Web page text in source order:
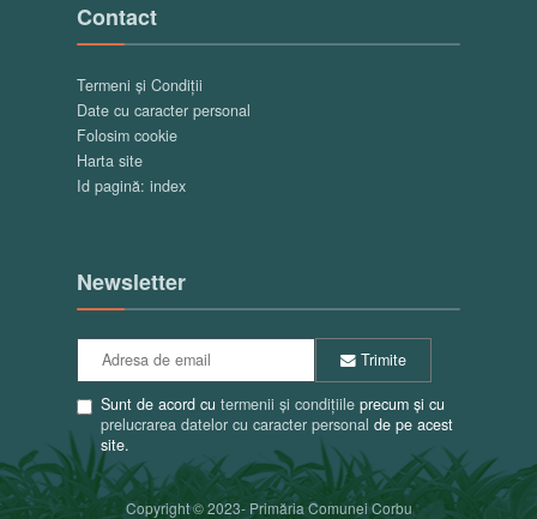
Contact
Termeni și Condiții
Date cu caracter personal
Folosim cookie
Harta site
Id pagină: index
Newsletter
Trimite
Sunt de acord cu termenii și condițiile precum și cu
prelucrarea datelor cu caracter personal de pe acest
site.
Copyright © 2023- Primăria Comunei Corbu